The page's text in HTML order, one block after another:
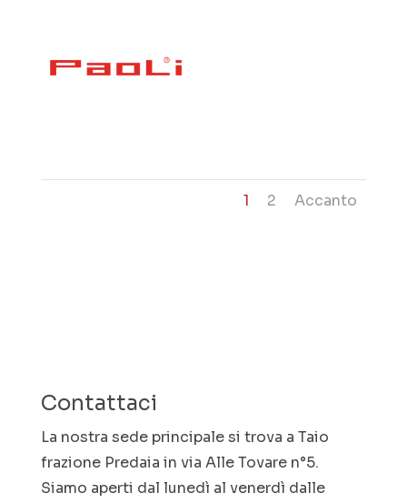
1 2 Accanto
Contattaci
La nostra sede principale si trova a Taio
frazione Predaia in via Alle Tovare n°5.
Siamo aperti dal lunedì al venerdì dalle